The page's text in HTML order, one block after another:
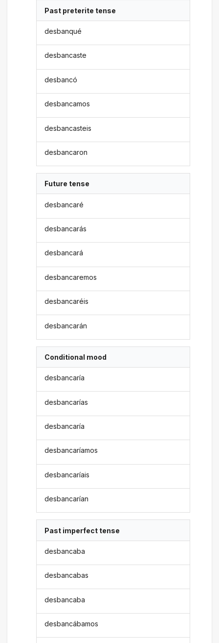
Past preterite tense
desbanqué
desbancaste
desbancó
desbancamos
desbancasteis
desbancaron
Future tense
desbancaré
desbancarás
desbancará
desbancaremos
desbancaréis
desbancarán
Conditional mood
desbancaría
desbancarías
desbancaría
desbancaríamos
desbancaríais
desbancarían
Past imperfect tense
desbancaba
desbancabas
desbancaba
desbancábamos